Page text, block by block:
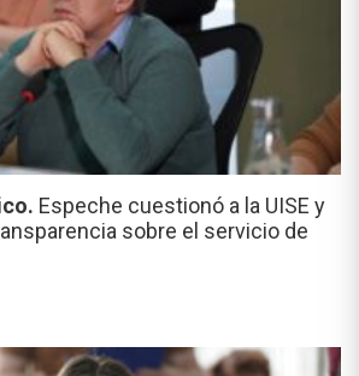
Espeche cuestionó a la UISE y
sobre el servicio de